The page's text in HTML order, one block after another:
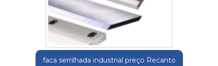
faca serrilhada industrial preço Recanto